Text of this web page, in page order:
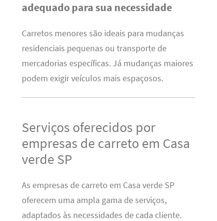
adequado para sua necessidade
Carretos menores são ideais para mudanças
residenciais pequenas ou transporte de
mercadorias específicas. Já mudanças maiores
podem exigir veículos mais espaçosos.
Serviços oferecidos por
empresas de carreto em Casa
verde SP
As empresas de carreto em Casa verde SP
oferecem uma ampla gama de serviços,
adaptados às necessidades de cada cliente.